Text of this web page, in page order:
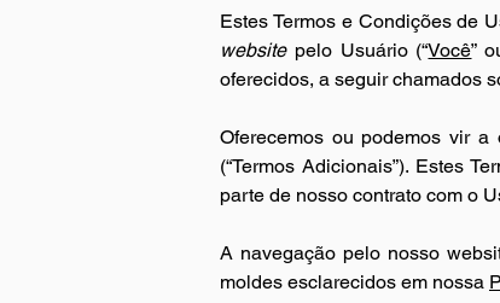
Estes Termos e Condições de
website pelo Usuário (“Você”
oferecidos, a seguir chamados
Oferecemos ou podemos vir
(“Termos Adicionais”). Estes
parte de nosso contrato com o
A navegação pelo nosso
moldes esclarecidos em nossa